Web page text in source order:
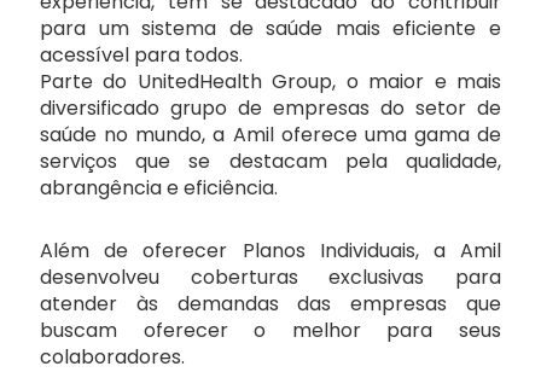
Select
Unimed
UsiSaúde
Planos de Saúde Empresariais
Amil
Petrolina/PE
Salvador/BA
Uberlândia/MG
para um sistema de saúde mais eficiente e
acessível para todos.
Parte do UnitedHealth Group, o maior e mais
diversificado grupo de empresas do setor de
saúde no mundo, a Amil oferece uma gama de
serviços que se destacam pela qualidade,
abrangência e eficiência.
Além de oferecer Planos Individuais, a Amil
desenvolveu coberturas exclusivas para
atender às demandas das empresas que
buscam oferecer o melhor para seus
colaboradores.